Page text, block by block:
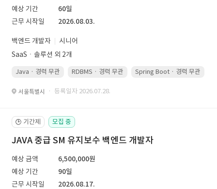
예상 기간
60일
근무 시작일
2026.08.03.
백엔드 개발자
시니어
SaaSㆍ솔루션 외 2개
Java · 경력 무관 RDBMS · 경력 무관 Spring Boot · 경력 무관
서울특별시 · 등록일자 2026.07.28.
🕒 기간제 모집 중
JAVA 중급 SM 유지보수 백엔드 개발자
예상 금액
6,500,000원
예상 기간
90일
근무 시작일
2026.08.17.